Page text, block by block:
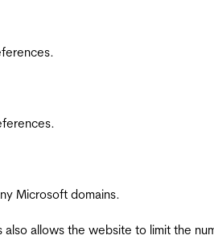
Microsoft domains.
allows the website to limit the